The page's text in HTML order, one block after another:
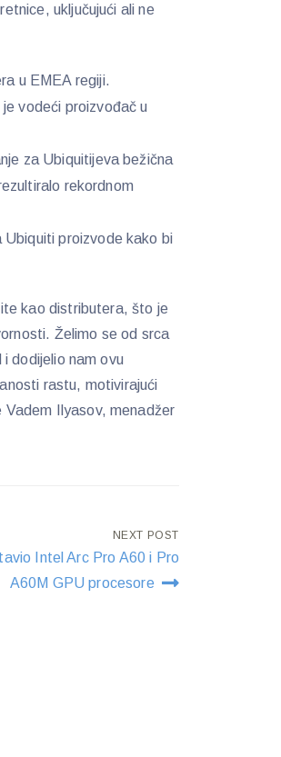
uključujući ali ne
u EMEA regiji.
vodeći proizvođač u
za Ubiquitijeva bežična
rekordnom
Ubiquiti proizvode kako bi
kao distributera, što je
Želimo se od srca
dodijelio nam ovu
rastu, motivirajući
Vadem Ilyasov, menadžer
NEXT POST
Intel Arc Pro A60 i Pro
A60M GPU procesore